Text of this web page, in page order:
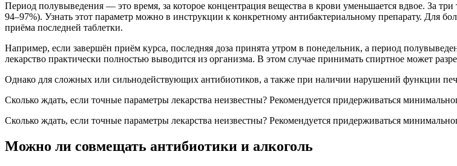
Период полувыведения — это время, за которое концентрация вещества в крови уменьшается вдвое. За
94–97%). Узнать этот параметр можно в инструкции к конкретному антибактериальному препарату. Для
приёма последней таблетки.
Например, если завершён приём курса, последняя доза принята утром в понедельник, а период
лекарство практически полностью выводится из организма. В этом случае принимать спиртное может
Однако для сложных или сильнодействующих антибиотиков, а также при наличии нарушений функции
Сколько ждать, если точные параметры лекарства неизвестны? Рекомендуется придерживаться
Сколько ждать, если точные параметры лекарства неизвестны? Рекомендуется придерживаться
Можно ли совмещать антибиотики и алкоголь